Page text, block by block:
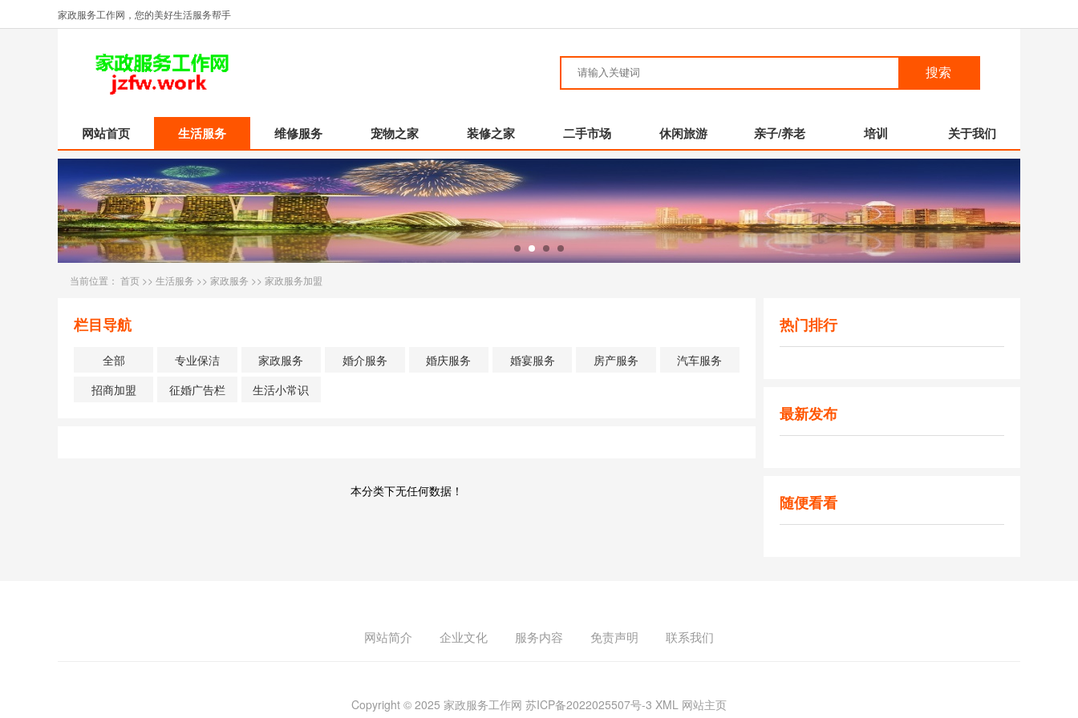
家政服务工作网，您的美好生活服务帮手
搜索
网站首页 生活服务 维修服务 宠物之家 装修之家 二手市场 休闲旅游 亲子/养老 培训 关于我们
当前位置： 首页 >> 生活服务 >> 家政服务 >> 家政服务加盟
栏目导航
全部 专业保洁 家政服务 婚介服务 婚庆服务 婚宴服务 房产服务
汽车服务
招商加盟
征婚广告栏 生活小常识
本分类下无任何数据！
热门排行
最新发布
随便看看
网站简介 企业文化 服务内容 免责声明 联系我们
Copyright © 2025 家政服务工作网 苏ICP备2022025507号-3 XML 网站主页